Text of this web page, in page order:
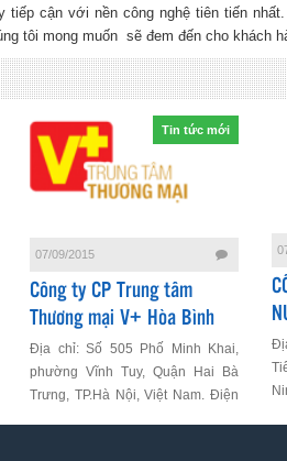
tiếp cận với nền công nghệ tiên tiến
tôi mong muốn sẽ đem đến cho khách
Tin tức mới
07/09/2015
Công ty CP Trung tâm
Thương mại V+ Hòa Bình
Địa chỉ: Số 505 Phố Minh Khai,
phường Vĩnh Tuy, Quận Hai Bà
Trưng, TP.Hà Nội, Việt Nam. Điện